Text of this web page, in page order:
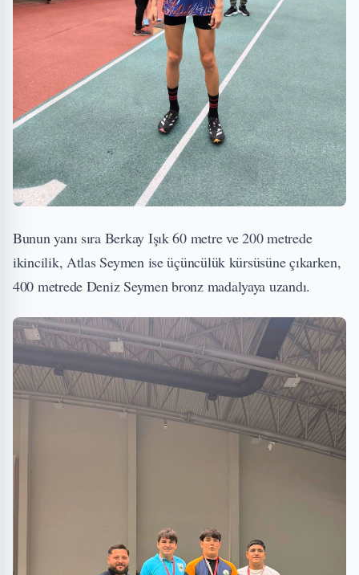
Bunun yanı sıra Berkay Işık 60 metre ve 200 metrede
ikincilik, Atlas Seymen ise üçüncülük kürsüsüne çıkarken,
400 metrede Deniz Seymen bronz madalyaya uzandı.